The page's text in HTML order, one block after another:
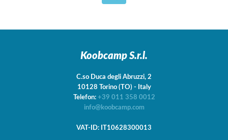
Koobcamp S.r.l.
C.so Duca degli Abruzzi, 2
10128 Torino (TO) - Italy
Telefon: +39 011 358 0012
info@koobcamp.com
VAT-ID: IT10628300013